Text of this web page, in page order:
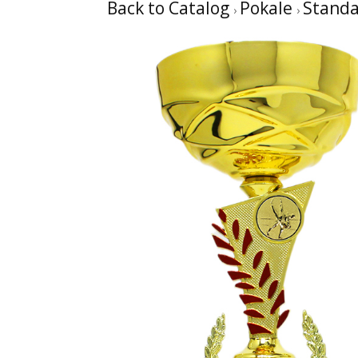
Back to Catalog Pokale